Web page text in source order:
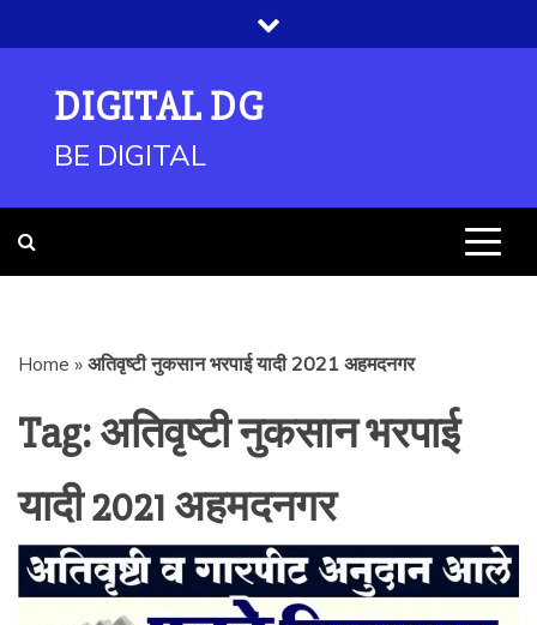
to
DIGITAL DG
BE DIGITAL
Home » अतिवृष्टी नुकसान भरपाई यादी 2021 अहमदनगर
Tag:अतिवृष्टी नुकसान भरपाई
यादी 2021 अहमदनगर